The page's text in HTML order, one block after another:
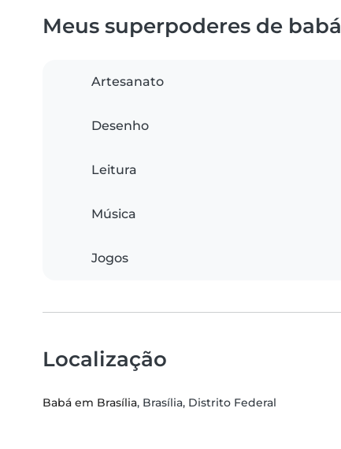
Meus superpoderes de babá
Artesanato
Desenho
Leitura
Música
Jogos
Localização
Babá em Brasília, Brasília, Distrito Federal